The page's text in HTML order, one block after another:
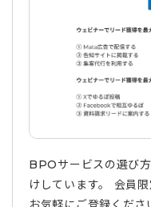
BPOサービスの選び
けしています。 会員